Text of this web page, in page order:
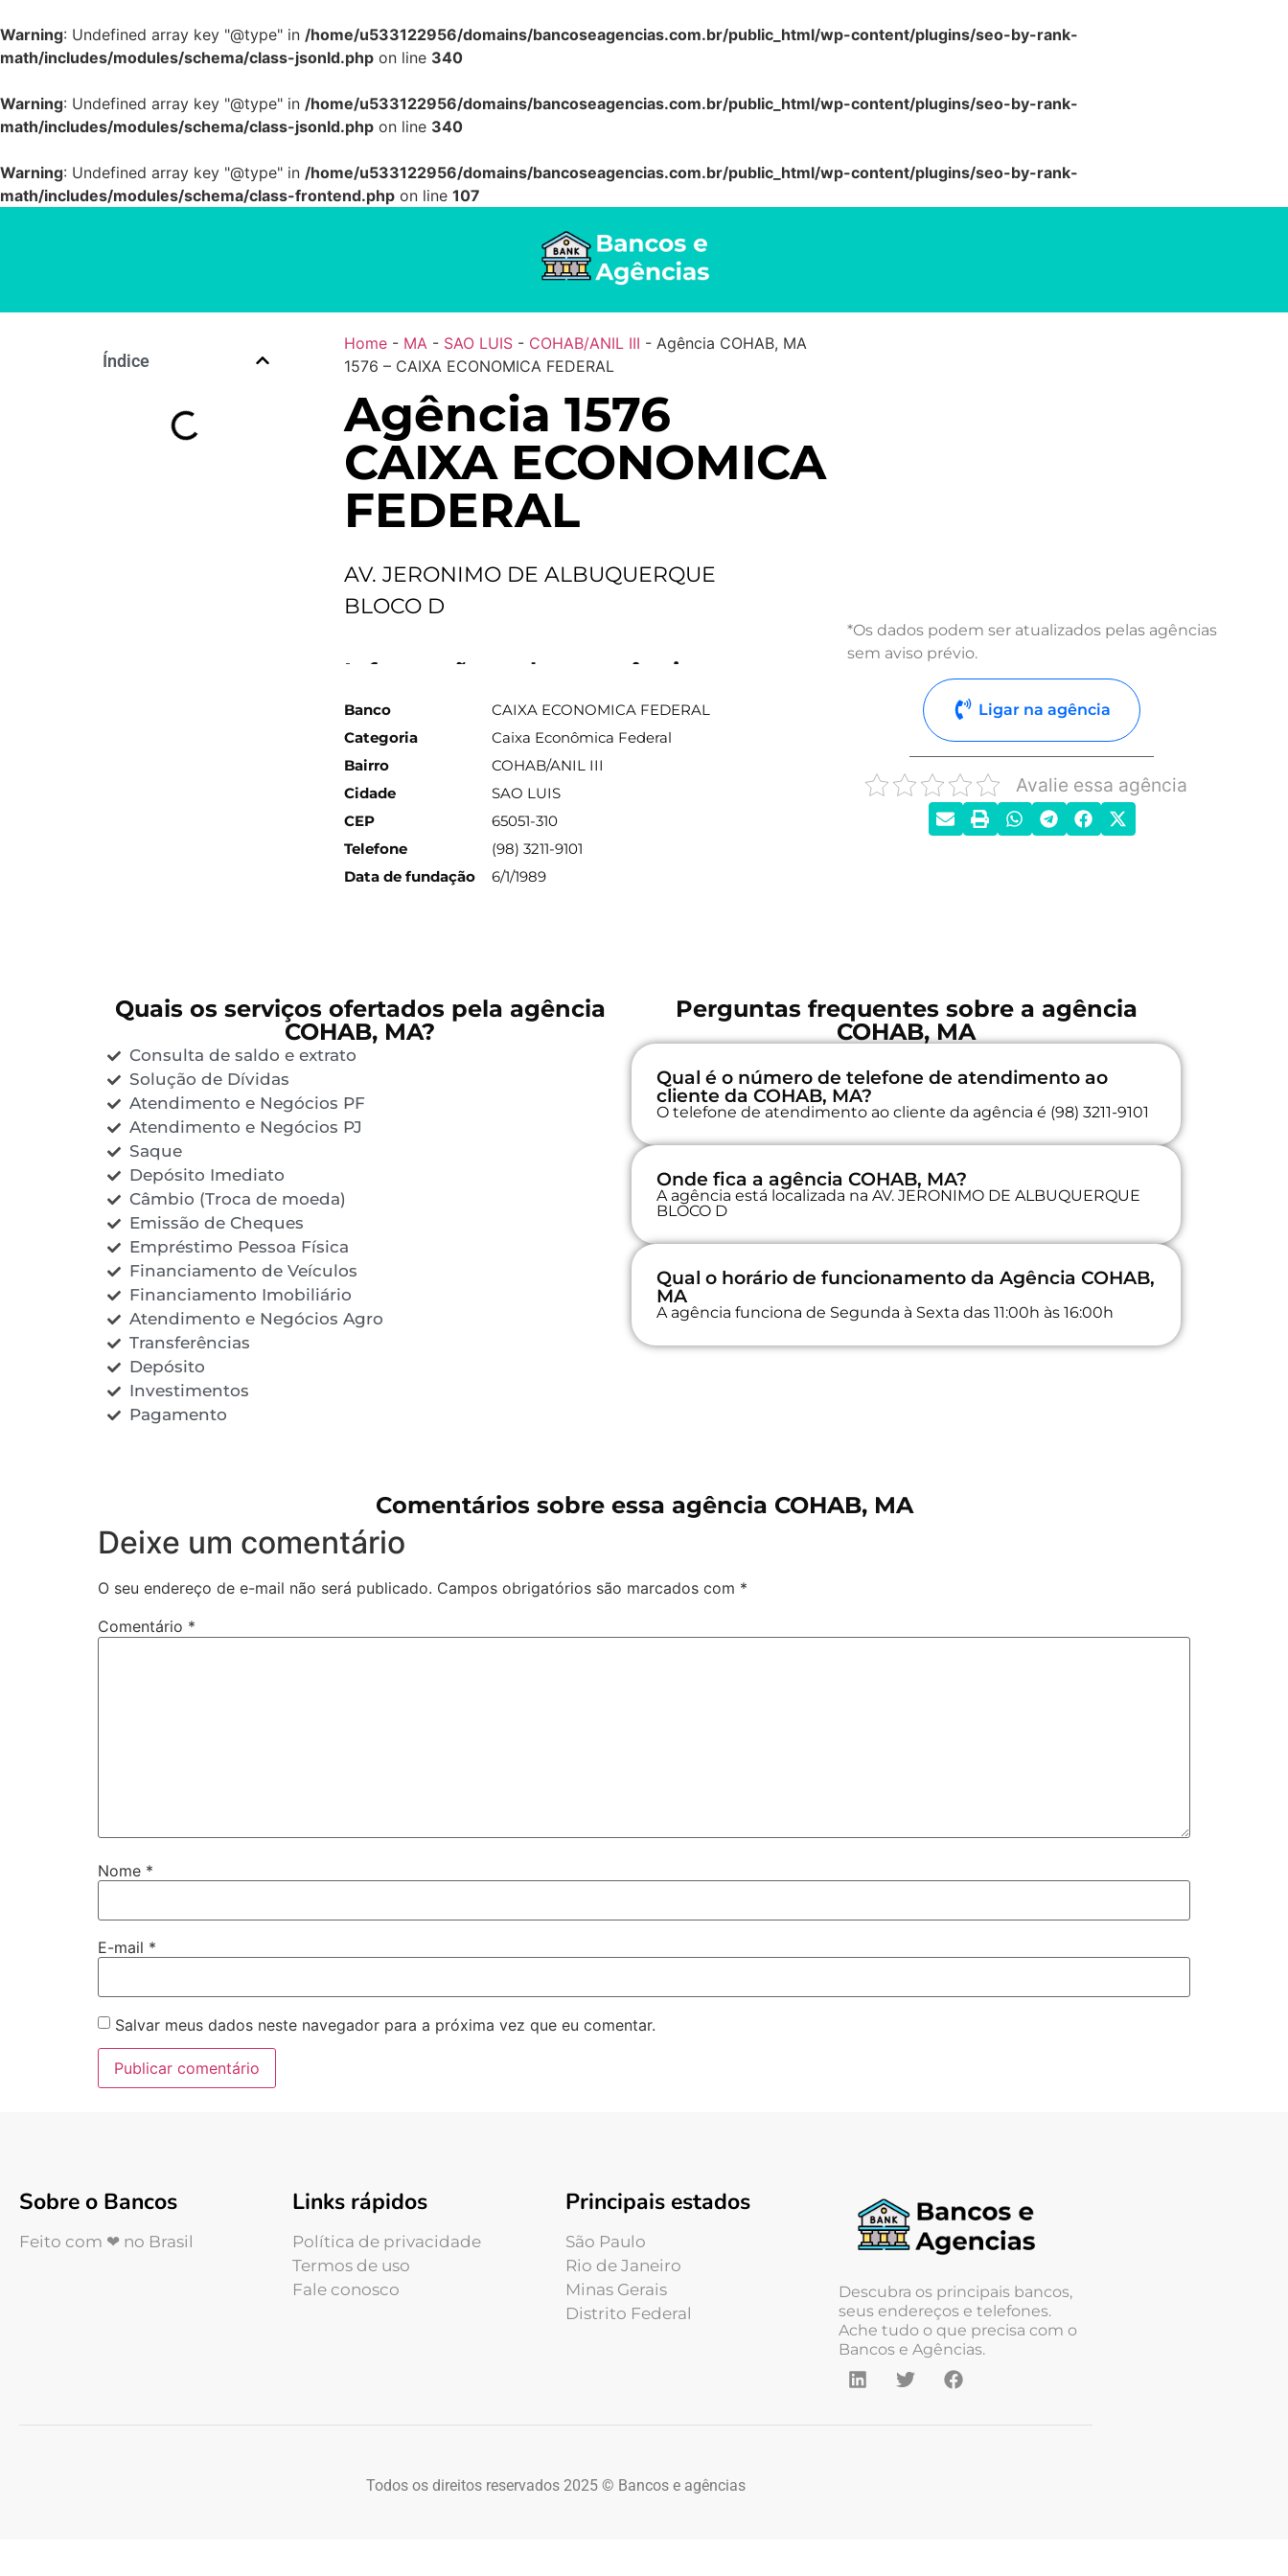
Warning: Undefined array key "@type" in /home/u533122956/domains/bancoseagencias.com.br/public_html/wp-content/plugins/seo-by-rank-
math/includes/modules/schema/class-jsonld.php on line 340
Warning: Undefined array key "@type" in /home/u533122956/domains/bancoseagencias.com.br/public_html/wp-content/plugins/seo-by-rank-
math/includes/modules/schema/class-jsonld.php on line 340
Warning: Undefined array key "@type" in /home/u533122956/domains/bancoseagencias.com.br/public_html/wp-content/plugins/seo-by-rank-
math/includes/modules/schema/class-frontend.php on line 107
Índice
Home- MA - SAO LUIS- COHAB/ANIL III - Agência COHAB, MA
1576 – CAIXA ECONOMICA FEDERAL
Agência 1576
CAIXA ECONOMICA
FEDERAL
AV. JERONIMO DE ALBUQUERQUE
BLOCO D
Informações sobre a agência
Banco
CAIXA ECONOMICA FEDERAL
Categoria
Caixa Econômica Federal
Bairro
COHAB/ANIL III
Cidade
SAO LUIS
CEP
65051-310
Telefone
(98) 3211-9101
Data de fundação
6/1/1989
*Os dados podem ser atualizados pelas agências
sem aviso prévio.
Ligar na agência
Avalie essa agência
Quais os serviços ofertados pela agência
COHAB, MA?
Consulta de saldo e extrato
Solução de Dívidas
Atendimento e Negócios PF
Atendimento e Negócios PJ
Saque
Depósito Imediato
Câmbio (Troca de moeda)
Emissão de Cheques
Empréstimo Pessoa Física
Financiamento de Veículos
Financiamento Imobiliário
Atendimento e Negócios Agro
Transferências
Depósito
Investimentos
Pagamento
Perguntas frequentes sobre a agência
COHAB, MA
Qual é o número de telefone de atendimento ao
cliente da COHAB, MA?
O telefone de atendimento ao cliente da agência é (98) 3211-9101
Onde fica a agência COHAB, MA?
A agência está localizada na AV. JERONIMO DE ALBUQUERQUE
BLOCO D
Qual o horário de funcionamento da Agência COHAB,
MA
A agência funciona de Segunda à Sexta das 11:00h às 16:00h
Comentários sobre essa agência COHAB, MA
Deixe um comentário
O seu endereço de e-mail não será publicado. Campos obrigatórios são marcados com *
Comentário *
Nome *
E-mail *
Salvar meus dados neste navegador para a próxima vez que eu comentar.
Sobre o Bancos
Feito com ❤ no Brasil
Links rápidos
Política de privacidade
Termos de uso
Fale conosco
Principais estados
São Paulo
Rio de Janeiro
Minas Gerais
Distrito Federal
Descubra os principais bancos,
seus endereços e telefones.
Ache tudo o que precisa com o
Bancos e Agências.
Todos os direitos reservados 2025 © Bancos e agências